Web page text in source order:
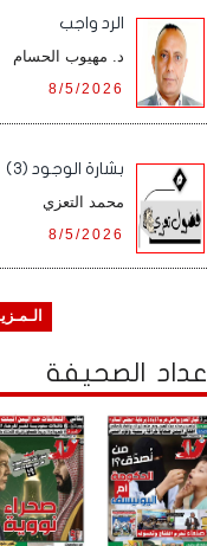
الرد واجب
د. مهيوب الحسام
8/5/2026
بشارة الوجود (3)
محمد التعزي
8/5/2026
أعداد الصحيفة